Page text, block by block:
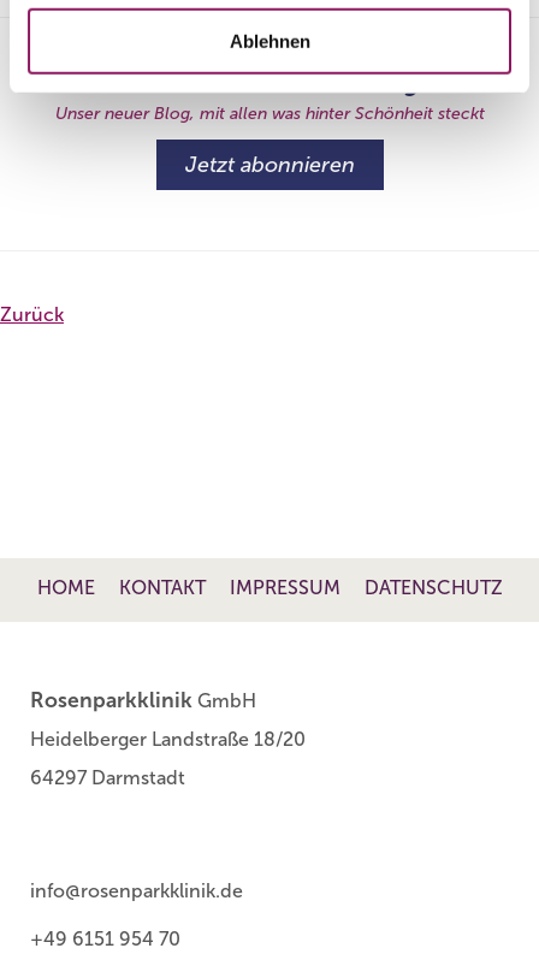
Ablehnen
#BehindBeauty
Unser neuer Blog, mit allen was hinter Schönheit steckt
Jetzt abonnieren
Zurück
HOME KONTAKT IMPRESSUM DATENSCHUTZ
Rosenparkklinik GmbH
Heidelberger Landstraße 18/20
64297 Darmstadt
info@rosenparkklinik.de
+49 6151 954 70